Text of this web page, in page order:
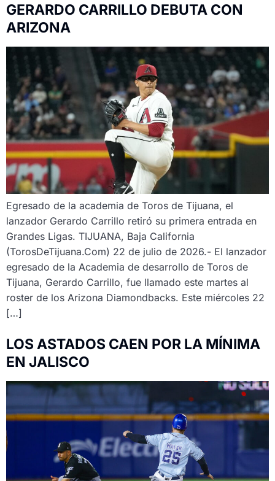
GERARDO CARRILLO DEBUTA CON
ARIZONA
Egresado de la academia de Toros de Tijuana, el
lanzador Gerardo Carrillo retiró su primera entrada en
Grandes Ligas. TIJUANA, Baja California
(TorosDeTijuana.Com) 22 de julio de 2026.- El lanzador
egresado de la Academia de desarrollo de Toros de
Tijuana, Gerardo Carrillo, fue llamado este martes al
roster de los Arizona Diamondbacks. Este miércoles 22
[…]
LOS ASTADOS CAEN POR LA MÍNIMA
EN JALISCO